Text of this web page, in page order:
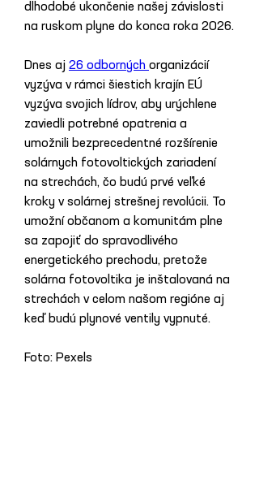
dlhodobé ukončenie našej závislosti
na ruskom plyne do konca roka 2026.
Dnes aj 26 odborných organizácií
vyzýva v rámci šiestich krajín EÚ
vyzýva svojich lídrov, aby urýchlene
zaviedli potrebné opatrenia a
umožnili bezprecedentné rozšírenie
solárnych fotovoltických zariadení
na strechách, čo budú prvé veľké
kroky v solárnej strešnej revolúcii. To
umožní občanom a komunitám plne
sa zapojiť do spravodlivého
energetického prechodu, pretože
solárna fotovoltika je inštalovaná na
strechách v celom našom regióne aj
keď budú plynové ventily vypnuté.
Foto: Pexels